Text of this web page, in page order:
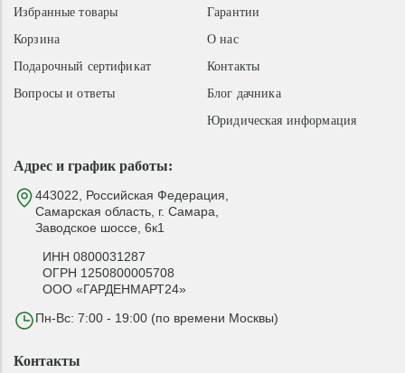
Адрес и график работы:
443022, Российская Федерация,
Самарская область, г. Самара,
Заводское шоссе, 6к1
ИНН 0800031287
ОГРН 1250800005708
ООО «ГАРДЕНМАРТ24»
Пн-Вс: 7:00 - 19:00 (по времени Москвы)
Гарантии
О нас
Контакты
Блог дачника
Юридическая информация
Избранные товары
Корзина
Подарочный сертификат
Вопросы и ответы
Контакты